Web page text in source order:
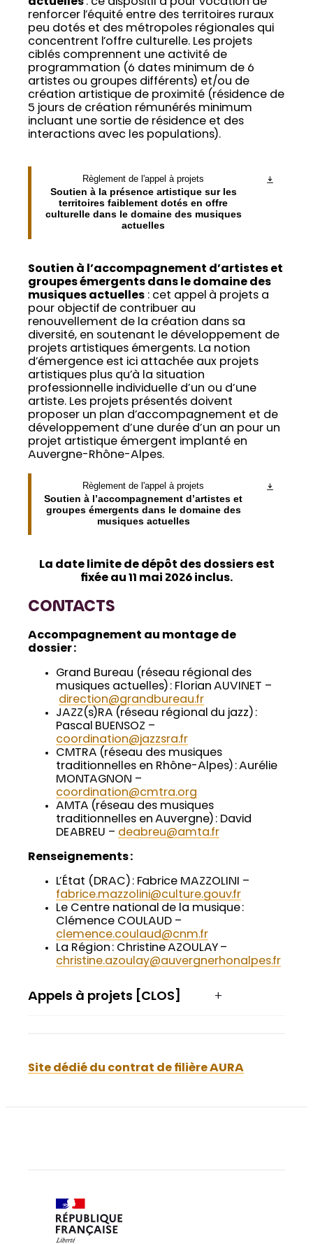
actuelles : ce dispositif a pour vocation de
renforcer l’équité entre des territoires ruraux
peu dotés et des métropoles régionales qui
concentrent l’offre culturelle. Les projets
ciblés comprennent une activité de
programmation (6 dates minimum de 6
artistes ou groupes différents) et/ou de
création artistique de proximité (résidence de
5 jours de création rémunérés minimum
incluant une sortie de résidence et des
interactions avec les populations).
Règlement de l'appel à projets
Soutien à la présence artistique sur les
territoires faiblement dotés en offre
culturelle dans le domaine des musiques
actuelles
Soutien à l’accompagnement d’artistes et
groupes émergents dans le domaine des
musiques actuelles : cet appel à projets a
pour objectif de contribuer au
renouvellement de la création dans sa
diversité, en soutenant le développement de
projets artistiques émergents. La notion
d’émergence est ici attachée aux projets
artistiques plus qu’à la situation
professionnelle individuelle d’un ou d’une
artiste. Les projets présentés doivent
proposer un plan d’accompagnement et de
développement d’une durée d’un an pour un
projet artistique émergent implanté en
Auvergne-Rhône-Alpes.
Règlement de l'appel à projets
Soutien à l’accompagnement d’artistes et
groupes émergents dans le domaine des
musiques actuelles
La date limite de dépôt des dossiers est
fixée au 11 mai 2026 inclus.
CONTACTS
Accompagnement au montage de
dossier :
Grand Bureau (réseau régional des
musiques actuelles) : Florian AUVINET –
direction@grandbureau.fr
JAZZ(s)RA (réseau régional du jazz) :
Pascal BUENSOZ –
coordination@jazzsra.fr
CMTRA (réseau des musiques
traditionnelles en Rhône-Alpes) : Aurélie
MONTAGNON –
coordination@cmtra.org
AMTA (réseau des musiques
traditionnelles en Auvergne) : David
DE ABREU – deabreu@amta.fr
Renseignements :
L’État (DRAC) : Fabrice MAZZOLINI –
fabrice.mazzolini@culture.gouv.fr
Le Centre national de la musique :
Clémence COULAUD –
clemence.coulaud@cnm.fr
La Région : Christine AZOULAY –
christine.azoulay@auvergnerhonalpes.fr
Appels à projets [CLOS]
Site dédié du contrat de filière AURA